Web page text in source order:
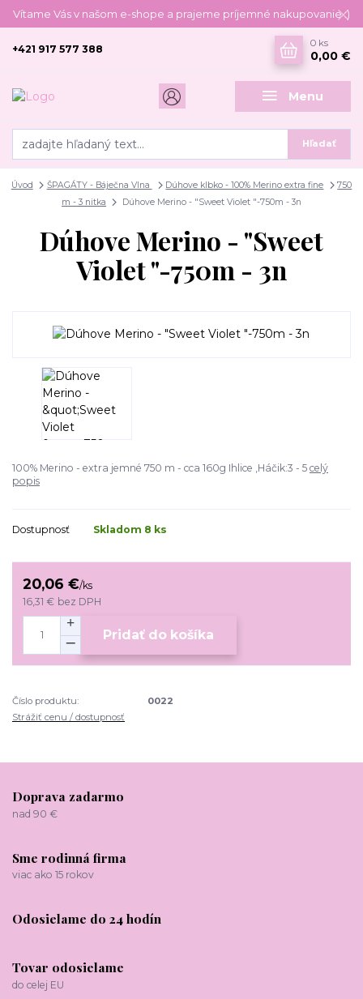
Vítame Vás v našom e-shope a prajeme príjemné nakupovanie :)
Menu
Hľadať
+421 917 577 388
0 ks
0,00 €
Úvod ŠPAGÁTY - Báječna Vlna Dúhove klbko - 100% Merino extra fine
750
m - 3 nitka
Dúhove Merino - "Sweet Violet "-750m - 3n
Dúhove Merino - "Sweet
Violet "-750m - 3n
100% Merino - extra jemné 750 m - cca 160g Ihlice ,Háčik:3 - 5 celý
popis
Dostupnosť Skladom 8 ks
20,06 €/ks
16,31 € bez DPH
Pridať do košíka
Číslo produktu:
0022
Strážiť cenu / dostupnosť
Doprava zadarmo
nad 90 €
Sme rodinná firma
viac ako 15 rokov
Odosielame do 24 hodín
Tovar odosielame
do celej EU